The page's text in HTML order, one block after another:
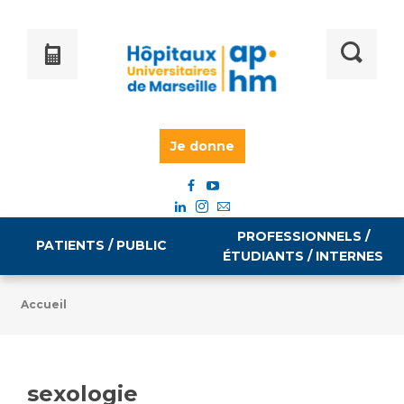
Je donne
PATIENTS / PUBLIC
PROFESSIONNELS /
ÉTUDIANTS / INTERNES
Emploi / formation
Accueil
sexologie